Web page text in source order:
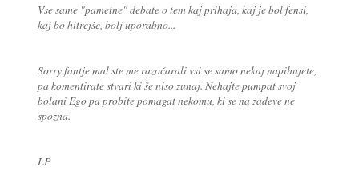
Vse same "pametne" debate o tem kaj prihaja, kaj je bol fensi,
kaj bo hitrejše, bolj uporabno...
Sorry fantje mal ste me razočarali vsi se samo nekaj napihujete,
pa komentirate stvari ki še niso zunaj. Nehajte pumpat svoj
bolani Ego pa probite pomagat nekomu, ki se na zadeve ne
spozna.
LP